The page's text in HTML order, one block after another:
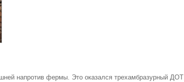
напротив фермы. Это оказался трехамбразурный ДОТ